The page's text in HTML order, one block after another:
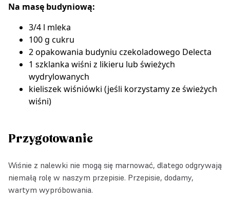
Na masę budyniową:
3/4 l mleka
100 g cukru
2 opakowania budyniu czekoladowego Delecta
1 szklanka wiśni z likieru lub świeżych
wydrylowanych
kieliszek wiśniówki (jeśli korzystamy ze świeżych
wiśni)
Przygotowanie
Wiśnie z nalewki nie mogą się marnować, dlatego odgrywają
niemałą rolę w naszym przepisie. Przepisie, dodamy,
wartym wypróbowania.